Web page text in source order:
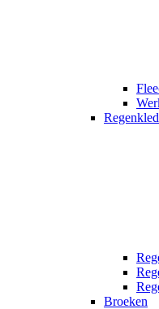
Broeken